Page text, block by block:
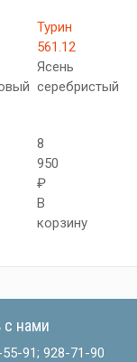
Турин
561.12
Ясень
серебристый
8
950
₽
В
корзину
с нами
91; 928-71-90